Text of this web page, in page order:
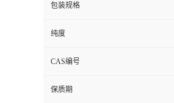
包装规格
纯度
CAS编号
保质期